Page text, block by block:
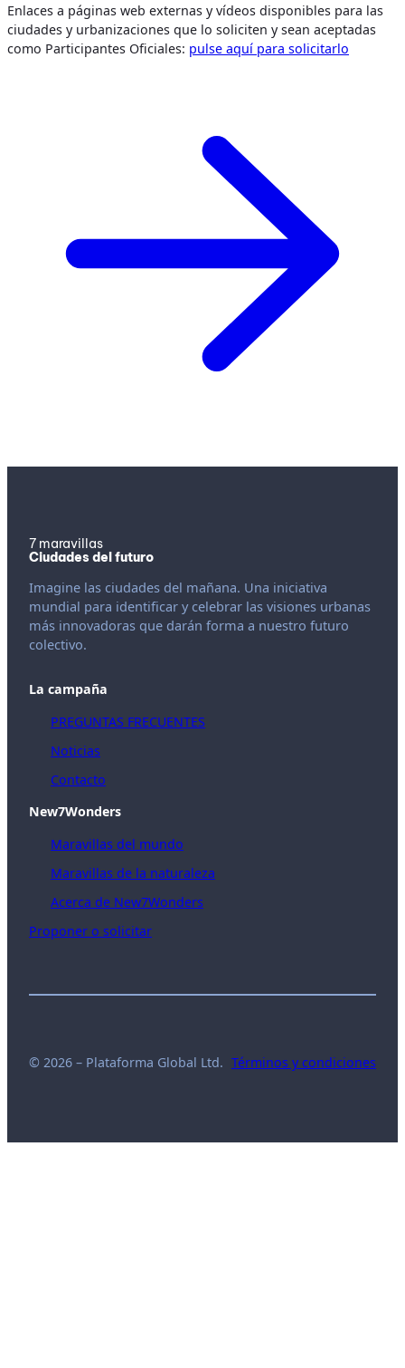
Enlaces a páginas web externas y vídeos disponibles para las
ciudades y urbanizaciones que lo soliciten y sean aceptadas
como Participantes Oficiales: pulse aquí para solicitarlo
7 maravillas
Ciudades del futuro
Imagine las ciudades del mañana. Una iniciativa
mundial para identificar y celebrar las visiones urbanas
más innovadoras que darán forma a nuestro futuro
colectivo.
La campaña
PREGUNTAS FRECUENTES
Noticias
Contacto
New7Wonders
Maravillas del mundo
Maravillas de la naturaleza
Acerca de New7Wonders
Proponer o solicitar
© 2026 – Plataforma Global Ltd. Términos y condiciones